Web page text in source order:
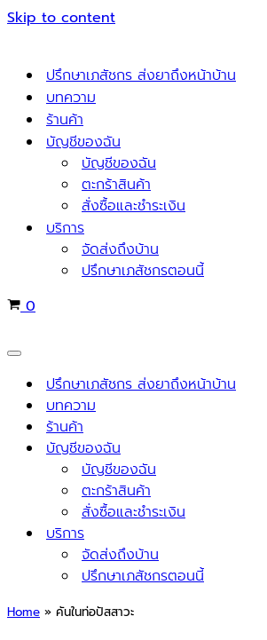
Skip to content
ปรึกษาเภสัชกร ส่งยาถึงหน้าบ้าน
บทความ
ร้านค้า
บัญชีของฉัน
บัญชีของฉัน
ตะกร้าสินค้า
สั่งซื้อและชำระเงิน
บริการ
จัดส่งถึงบ้าน
ปรึกษาเภสัชกรตอนนี้
Cart
0
Navigation
Menu ปรึกษาเภสัชกร ส่งยาถึงหน้าบ้าน
บทความ
ร้านค้า
บัญชีของฉัน
บัญชีของฉัน
ตะกร้าสินค้า
สั่งซื้อและชำระเงิน
บริการ
จัดส่งถึงบ้าน
ปรึกษาเภสัชกรตอนนี้
Home » คันในท่อปัสสาวะ